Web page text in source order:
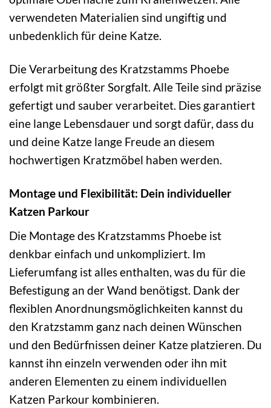
verwendeten Materialien sind ungiftig und
unbedenklich für deine Katze.
Die Verarbeitung des Kratzstamms Phoebe
erfolgt mit größter Sorgfalt. Alle Teile sind präzise
gefertigt und sauber verarbeitet. Dies garantiert
eine lange Lebensdauer und sorgt dafür, dass du
und deine Katze lange Freude an diesem
hochwertigen Kratzmöbel haben werden.
Montage und Flexibilität: Dein individueller
Katzen Parkour
Die Montage des Kratzstamms Phoebe ist
denkbar einfach und unkompliziert. Im
Lieferumfang ist alles enthalten, was du für die
Befestigung an der Wand benötigst. Dank der
flexiblen Anordnungsmöglichkeiten kannst du
den Kratzstamm ganz nach deinen Wünschen
und den Bedürfnissen deiner Katze platzieren. Du
kannst ihn einzeln verwenden oder ihn mit
anderen Elementen zu einem individuellen
Katzen Parkour kombinieren.